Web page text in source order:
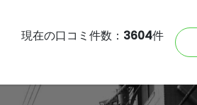
現在の口コミ件数： 3604件